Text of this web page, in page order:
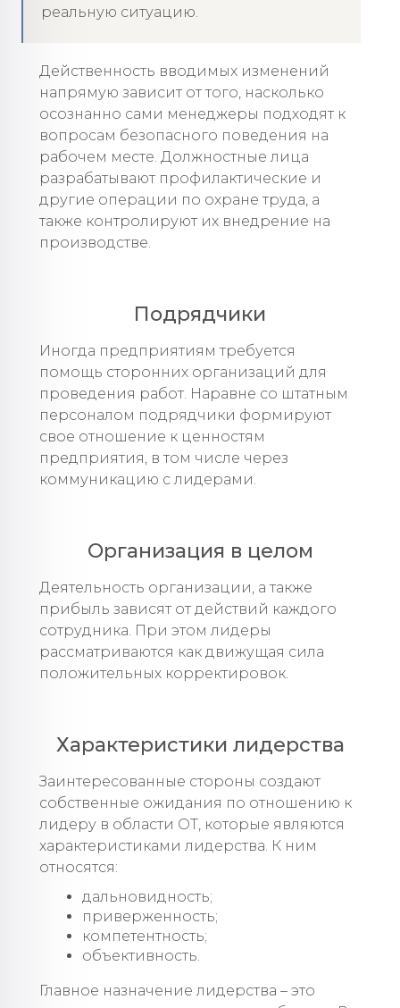
реальную ситуацию.
Действенность вводимых изменений
напрямую зависит от того, насколько
осознанно сами менеджеры подходят к
вопросам безопасного поведения на
рабочем месте. Должностные лица
разрабатывают профилактические и
другие операции по охране труда, а
также контролируют их внедрение на
производстве.
Подрядчики
Иногда предприятиям требуется
помощь сторонних организаций для
проведения работ. Наравне со штатным
персоналом подрядчики формируют
свое отношение к ценностям
предприятия, в том числе через
коммуникацию с лидерами.
Организация в целом
Деятельность организации, а также
прибыль зависят от действий каждого
сотрудника. При этом лидеры
рассматриваются как движущая сила
положительных корректировок.
Характеристики лидерства
Заинтересованные стороны создают
собственные ожидания по отношению к
лидеру в области ОТ, которые являются
характеристиками лидерства. К ним
относятся:
дальновидность;
приверженность;
компетентность;
объективность.
Главное назначение лидерства – это